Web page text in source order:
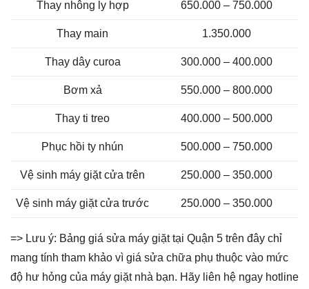
Thay nhông ly hợp 650.000 – 750.000
Thay main 1.350.000
Thay dây curoa 300.000 – 400.000
Bơm xả 550.000 – 800.000
Thay ti treo 400.000 – 500.000
Phục hồi ty nhún 500.000 – 750.000
Vệ sinh máy giặt cửa trên 250.000 – 350.000
Vệ sinh máy giặt cửa trước 250.000 – 350.000
=> Lưu ý: Bảng giá sửa máy giặt tại Quận 5 trên đây chỉ
mang tính tham khảo vì giá sửa chữa phụ thuộc vào mức
độ hư hỏng của máy giặt nhà bạn. Hãy liên hệ ngay hotline